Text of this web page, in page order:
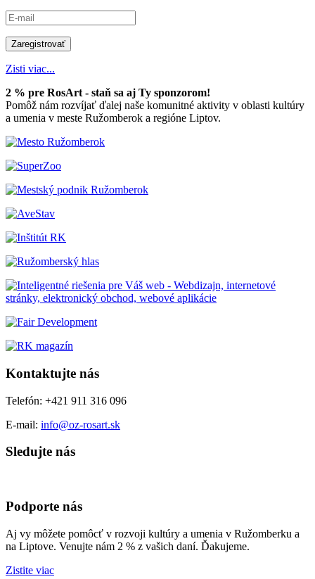
Zisti viac...
2 % pre RosArt - staň sa aj Ty sponzorom!
Pomôž nám rozvíjať ďalej naše komunitné aktivity v oblasti kultúry
a umenia v meste Ružomberok a regióne Liptov.
Kontaktujte nás
Telefón: +421 911 316 096
E-mail: info@oz-rosart.sk
Sledujte nás
Podporte nás
Aj vy môžete pomôcť v rozvoji kultúry a umenia v Ružomberku a
na Liptove. Venujte nám 2 % z vašich daní. Ďakujeme.
Zistite viac